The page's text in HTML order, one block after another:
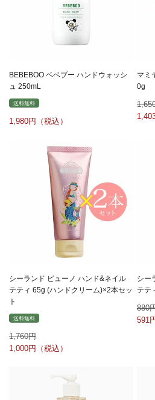
BEBEBOO ベベブー ハンドウォッシ
ュ 250mL
送料無料
1,980
マミ
0g
シーランド ピューノ ハンド&ネイル
テティ 65g (ハンドクリーム)×2本セッ
ト
送料無料
1,760
1,000
シー
テテ
880
591